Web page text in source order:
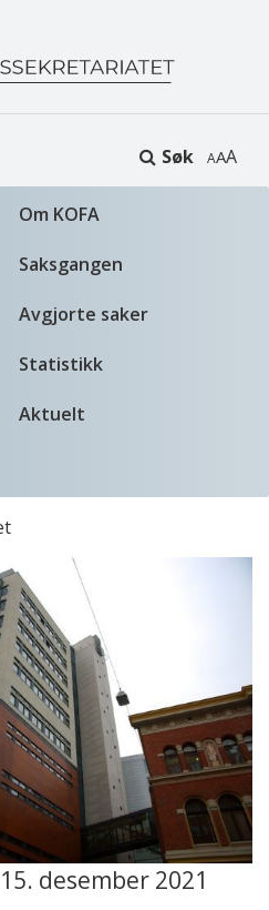
Søk A
Om KOFA
Saksgangen
Avgjorte saker
Statistikk
Aktuelt
15. desember 2021